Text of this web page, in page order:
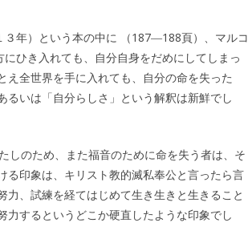
３年）という本の中に （187―188頁）、マルコ
ひき入れても、自分自身をだめにしてしまっ
全世界を手に入れても、自分の命を失った
いは「自分らしさ」という解釈は新鮮でし
しのため、また福音のために命を失う者は、そ
印象は、キリスト教的滅私奉公と言ったら言
、試練を経てはじめて生き生きと生きること
するというどこか硬直したような印象でし